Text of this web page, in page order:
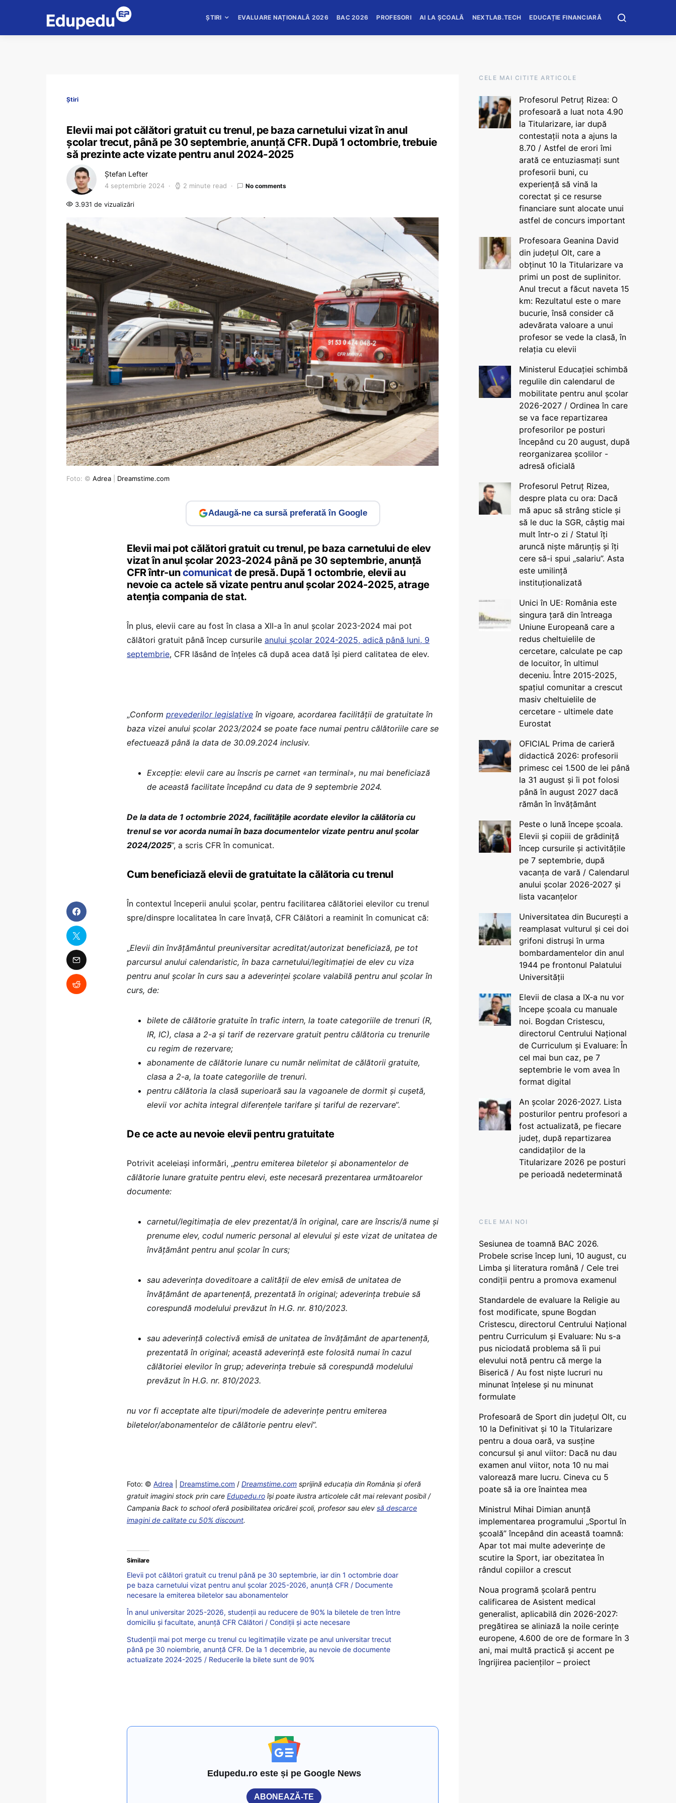
ȘTIRI EVALUARE NAȚIONALĂ 2026 BAC 2026 PROFESORI AI LA ȘCOALĂ NEXTLAB.TECH EDUCAȚIE FINANCIARĂ
Știri
Elevii mai pot călători gratuit cu trenul, pe baza carnetului vizat în anul
școlar trecut, până pe 30 septembrie, anunță CFR. După 1 octombrie, trebuie
să prezinte acte vizate pentru anul 2024-2025
Ștefan Lefter
4 septembrie 2024 2 minute read No comments
3.931 de vizualizări
Foto: © Adrea Dreamstime.com
Adaugă-ne ca sursă preferată în Google
Elevii mai pot călători gratuit cu trenul, pe baza carnetului de elev
vizat în anul școlar 2023-2024 până pe 30 septembrie, anunță
CFR într-uncomunicat de presă. După 1 octombrie, elevii au
nevoie ca actele să vizate pentru anul școlar 2024-2025, atrage
atenția compania de stat.
În plus, elevii care au fost în clasa a XII-a în anul școlar 2023-2024 mai pot
călători gratuit până încep cursurile anului școlar 2024-2025, adică până luni, 9
septembrie, CFR lăsând de înțeles că după acea dată își pierd calitatea de elev.
„Conform prevederilor legislative în vigoare, acordarea facilității de gratuitate în
baza vizei anului şcolar 2023/2024 se poate face numai pentru călătoriile care se
efectuează până la data de 30.09.2024 inclusiv.
Excepție: elevii care au înscris pe carnet «an terminal», nu mai beneficiază
de această facilitate începând cu data de 9 septembrie 2024.
De la data de 1 octombrie 2024, facilitățile acordate elevilor la călătoria cu
trenul se vor acorda numai în baza documentelor vizate pentru anul şcolar
2024/2025”, a scris CFR în comunicat.
Cum beneficiază elevii de gratuitate la călătoria cu trenul
În contextul începerii anului școlar, pentru facilitarea călătoriei elevilor cu trenul
spre/dinspre localitatea în care învaţă, CFR Călători a reaminit în comunicat că:
„Elevii din învăţământul preuniversitar acreditat/autorizat beneficiază, pe tot
parcursul anului calendaristic, în baza carnetului/legitimației de elev cu viza
pentru anul şcolar în curs sau a adeverinţei şcolare valabilă pentru anul școlar în
curs, de:
bilete de călătorie gratuite în trafic intern, la toate categoriile de trenuri (R,
IR, IC), clasa a 2-a și tarif de rezervare gratuit pentru călătoria cu trenurile
cu regim de rezervare;
abonamente de călătorie lunare cu număr nelimitat de călătorii gratuite,
clasa a 2-a, la toate categoriile de trenuri.
pentru călătoria la clasă superioară sau la vagoanele de dormit şi cuşetă,
elevii vor achita integral diferențele tarifare și tariful de rezervare”.
De ce acte au nevoie elevii pentru gratuitate
Potrivit aceleiași informări, „pentru emiterea biletelor și abonamentelor de
călătorie lunare gratuite pentru elevi, este necesară prezentarea următoarelor
documente:
carnetul/legitimația de elev prezentat/ă în original, care are înscris/ă nume și
prenume elev, codul numeric personal al elevului și este vizat de unitatea de
învățământ pentru anul școlar în curs;
sau adeverinţa doveditoare a calității de elev emisă de unitatea de
învățământ de apartenență, prezentată în original; adeverința trebuie să
corespundă modelului prevăzut în H.G. nr. 810/2023.
sau adeverință colectivă emisă de unitatea de învățământ de apartenență,
prezentată în original; această adeverință este folosită numai în cazul
călătoriei elevilor în grup; adeverința trebuie să corespundă modelului
prevăzut în H.G. nr. 810/2023.
nu vor fi acceptate alte tipuri/modele de adeverințe pentru emiterea
biletelor/abonamentelor de călătorie pentru elevi”.
Foto: © Adrea Dreamstime.com / Dreamstime.com sprijină educaţia din România şi oferă
gratuit imagini stock prin care Edupedu.ro îşi poate ilustra articolele cât mai relevant posibil /
Campania Back to school oferă posibilitatea oricărei școli, profesor sau elev să descarce
imagini de calitate cu 50% discount.
Similare
Elevii pot călători gratuit cu trenul până pe 30 septembrie, iar din 1 octombrie doar
pe baza carnetului vizat pentru anul școlar 2025-2026, anunță CFR / Documente
necesare la emiterea biletelor sau abonamentelor
În anul universitar 2025-2026, studenții au reducere de 90% la biletele de tren între
domiciliu și facultate, anunță CFR Călători / Condiții și acte necesare
Studenții mai pot merge cu trenul cu legitimațiile vizate pe anul universitar trecut
până pe 30 noiembrie, anunță CFR. De la 1 decembrie, au nevoie de documente
actualizate 2024-2025 / Reducerile la bilete sunt de 90%
Edupedu.ro este și pe Google News
ABONEAZĂ-TE
CELE MAI CITITE ARTICOLE
Profesorul Petruț Rizea: O
profesoară a luat nota 4.90
la Titularizare, iar după
contestații nota a ajuns la
8.70 / Astfel de erori îmi
arată ce entuziasmați sunt
profesorii buni, cu
experiență să vină la
corectat și ce resurse
financiare sunt alocate unui
astfel de concurs important
Profesoara Geanina David
din județul Olt, care a
obținut 10 la Titularizare va
primi un post de suplinitor.
Anul trecut a făcut naveta 15
km: Rezultatul este o mare
bucurie, însă consider că
adevărata valoare a unui
profesor se vede la clasă, în
relația cu elevii
Ministerul Educației schimbă
regulile din calendarul de
mobilitate pentru anul școlar
2026-2027 / Ordinea în care
se va face repartizarea
profesorilor pe posturi
începând cu 20 august, după
reorganizarea școlilor -
adresă oficială
Profesorul Petruț Rizea,
despre plata cu ora: Dacă
mă apuc să strâng sticle și
să le duc la SGR, câștig mai
mult într-o zi / Statul îți
aruncă niște mărunțiș și îți
cere să-i spui „salariu”. Asta
este umilință
instituționalizată
Unici în UE: România este
singura țară din întreaga
Uniune Europeană care a
redus cheltuielile de
cercetare, calculate pe cap
de locuitor, în ultimul
deceniu. Între 2015-2025,
spațiul comunitar a crescut
masiv cheltuielile de
cercetare - ultimele date
Eurostat
OFICIAL Prima de carieră
didactică 2026: profesorii
primesc cei 1.500 de lei până
la 31 august și îi pot folosi
până în august 2027 dacă
rămân în învățământ
Peste o lună începe școala.
Elevii și copiii de grădiniță
încep cursurile și activitățile
pe 7 septembrie, după
vacanța de vară / Calendarul
anului școlar 2026-2027 și
lista vacanțelor
Universitatea din București a
reamplasat vulturul și cei doi
grifoni distruși în urma
bombardamentelor din anul
1944 pe frontonul Palatului
Universității
Elevii de clasa a IX-a nu vor
începe școala cu manuale
noi. Bogdan Cristescu,
directorul Centrului Național
de Curriculum și Evaluare: În
cel mai bun caz, pe 7
septembrie le vom avea în
format digital
An școlar 2026-2027. Lista
posturilor pentru profesori a
fost actualizată, pe fiecare
județ, după repartizarea
candidaților de la
Titularizare 2026 pe posturi
pe perioadă nedeterminată
CELE MAI NOI
Sesiunea de toamnă BAC 2026.
Probele scrise încep luni, 10 august, cu
Limba și literatura română / Cele trei
condiții pentru a promova examenul
Standardele de evaluare la Religie au
fost modificate, spune Bogdan
Cristescu, directorul Centrului Național
pentru Curriculum și Evaluare: Nu s-a
pus niciodată problema să îi pui
elevului notă pentru că merge la
Biserică / Au fost niște lucruri nu
minunat înțelese și nu minunat
formulate
Profesoară de Sport din județul Olt, cu
10 la Definitivat și 10 la Titularizare
pentru a doua oară, va susține
concursul și anul viitor: Dacă nu dau
examen anul viitor, nota 10 nu mai
valorează mare lucru. Cineva cu 5
poate să ia ore înaintea mea
Ministrul Mihai Dimian anunță
implementarea programului „Sportul în
școală” începând din această toamnă:
Apar tot mai multe adeverințe de
scutire la Sport, iar obezitatea în
rândul copiilor a crescut
Noua programă școlară pentru
calificarea de Asistent medical
generalist, aplicabilă din 2026-2027:
pregătirea se aliniază la noile cerințe
europene, 4.600 de ore de formare în 3
ani, mai multă practică și accent pe
îngrijirea pacienților – proiect